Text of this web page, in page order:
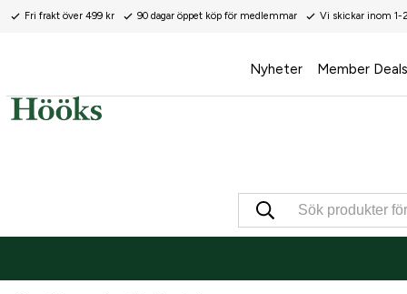
Fri frakt över 499 kr 90 dagar öppet köp för medlemmar Vi skickar inom 1-
Nyheter Member Deals